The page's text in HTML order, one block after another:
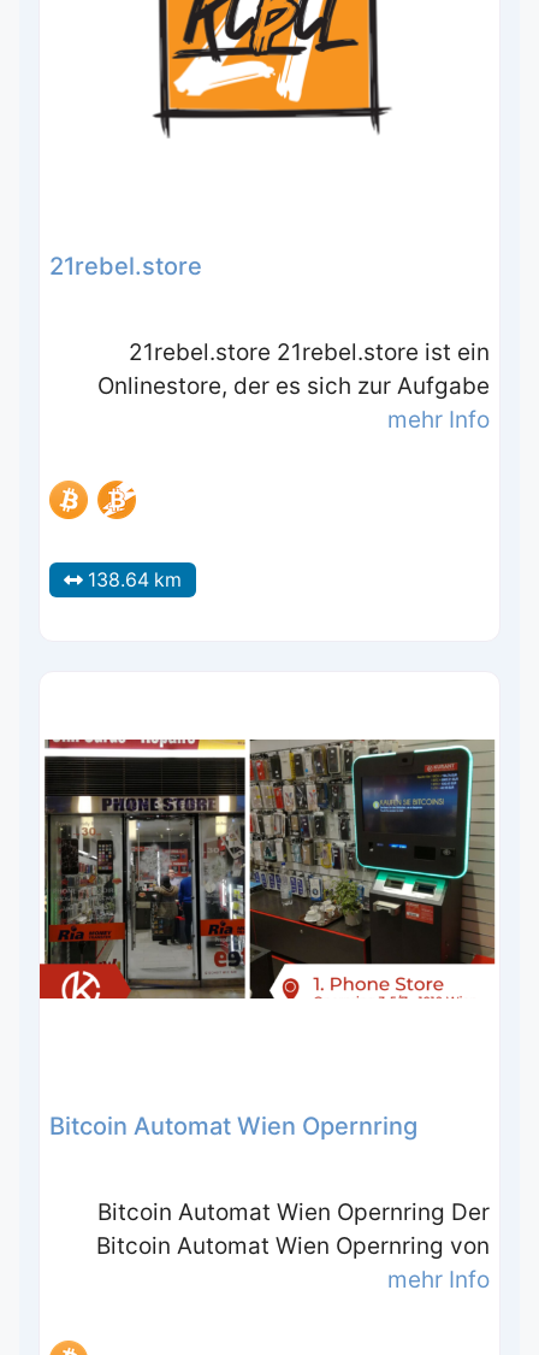
21rebel.store
21rebel.store 21rebel.store ist ein
Onlinestore, der es sich zur Aufgabe
mehr Info
138.64 km
Bitcoin Automat Wien Opernring
Bitcoin Automat Wien Opernring Der
Bitcoin Automat Wien Opernring von
mehr Info